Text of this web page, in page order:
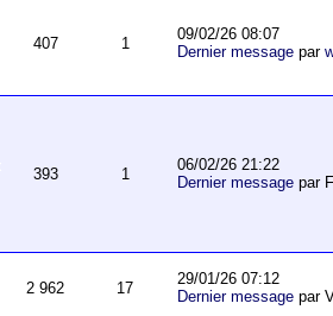
407 1
09/02/26 08:07
Dernier messagepar
393 1
06/02/26 21:22
Dernier messagepar
2 962 17
29/01/26 07:12
Dernier messagepar